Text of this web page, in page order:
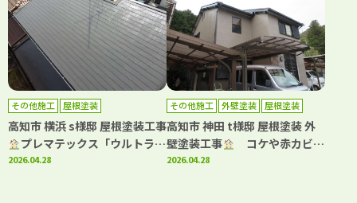
その他施工 屋根塗装
高知市 横浜 s様邸 屋根塗装工事
プレマテックス「ウルトラ
Si」で施工しました！
2026.04.28
その他施工 外壁塗装 屋根塗装
高知市 神田 t様邸 屋根塗装 外
壁塗装工事
コケや赤カビ発
生を抑制日本ペイント「パーフ
2026.04.28